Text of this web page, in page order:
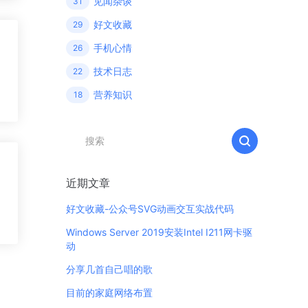
29 好文收藏
26 手机心情
22 技术日志
18 营养知识
近期文章
好文收藏-公众号SVG动画交互实战代码
Windows Server 2019安装Intel I211网卡驱
动
分享几首自己唱的歌
目前的家庭网络布置